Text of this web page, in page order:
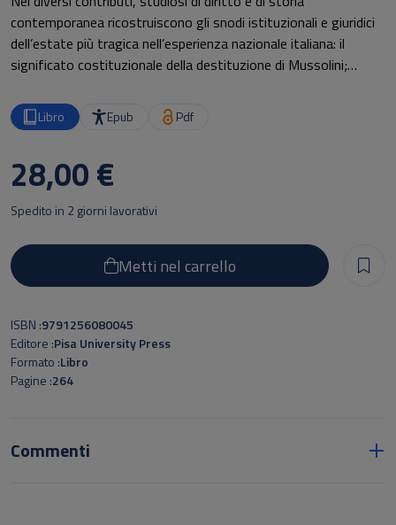
contemporanea ricostruiscono gli snodi istituzionali e giuridici
dell’estate più tragica nell’esperienza nazionale italiana: il
significato costituzionale della destituzione di Mussolini;
fianco della Germania; la continuità dello Stato dopo
l’armistizio dell’8 settembre; la persecuzione dei “fascisti
Libro Epub Pdf
28,00 €
Metti nel carrello
Spedito in 2 giorni lavorativi
ISBN 9791256080045
Editore Pisa University Press
Formato Libro
Pagine 264
Commenti